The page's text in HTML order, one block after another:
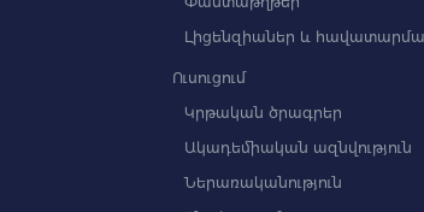
Լիցենզիաներ և
Ուսուցում
Կրթական ծրագրեր
Ակադեմիական ազնվություն
Ներառականություն